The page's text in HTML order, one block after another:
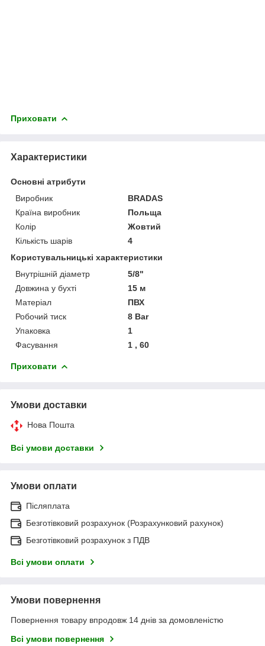
Приховати
Характеристики
Основні атрибути
Виробник
BRADAS
Країна виробник
Польща
Колір
Жовтий
Кількість шарів
4
Користувальницькі характеристики
Внутрішній діаметр
5/8"
Довжина у бухті
15 м
Матеріал
ПВХ
Робочий тиск
8 Bar
Упаковка
1
Фасування
1 , 60
Приховати
Умови доставки
Нова Пошта
Всі умови доставки
Умови оплати
Післяплата
Безготівковий розрахунок (Розрахунковий рахунок)
Безготівковий розрахунок з ПДВ
Всі умови оплати
Умови повернення
Повернення товару впродовж 14 днів за домовленістю
Всі умови повернення